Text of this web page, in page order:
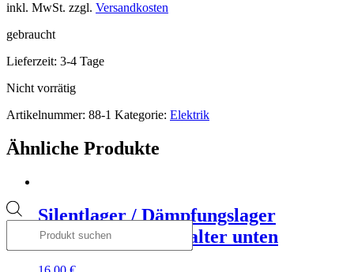
Products
search
inkl. MwSt. zzgl. Versandkosten
gebraucht
Lieferzeit: 3-4 Tage
Nicht vorrätig
Artikelnummer: 88-1 Kategorie: Elektrik
Ähnliche Produkte
Silentlager / Dämpfungslager
Lichtmaschinen-Halter unten